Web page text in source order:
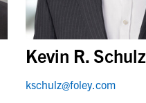
Kevin R. Schulz
kschulz@foley.com